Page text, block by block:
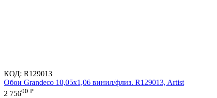
КОД: R129013
Обои Grandeco 10,05х1,06 винил/флиз. R129013, Artist
2 75600 Р